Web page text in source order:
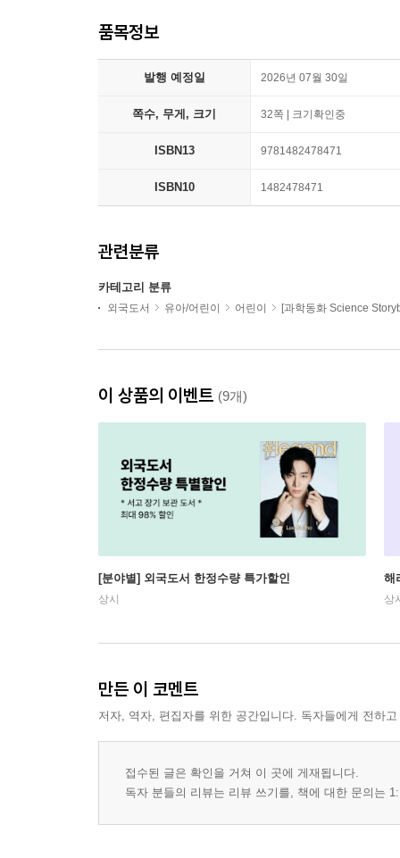
품목정보
발행 예정일 2026년 07월 30일
쪽수, 무게, 크기 32쪽 | 크기확인중
ISBN13 9781482478471
ISBN10 1482478471
관련분류
카테고리 분류
외국도서 유아/어린이 어린이 [과학동화 Science
이 상품의 이벤트 (9개)
[분야별] 외국도서 한정수량 특가할인
상시
해
상
만든 이 코멘트
저자, 역자, 편집자를 위한 공간입니다. 독자들에게 전하
접수된 글은 확인을 거쳐 이 곳에 게재됩니다.
독자 분들의 리뷰는 리뷰 쓰기를, 책에 대한 문의는